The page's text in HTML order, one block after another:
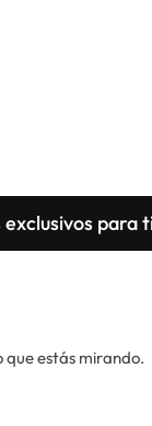
para ti
que estás mirando.